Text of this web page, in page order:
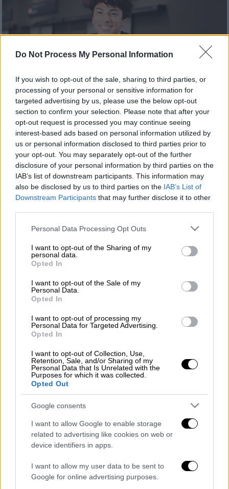
Do Not Process My Personal Information
If you wish to opt-out of the sale, sharing to third parties, or
processing of your personal or sensitive information for
targeted advertising by us, please use the below opt-out
section to confirm your selection. Please note that after your
opt-out request is processed you may continue seeing
interest-based ads based on personal information utilized by
us or personal information disclosed to third parties prior to
your opt-out. You may separately opt-out of the further
disclosure of your personal information by third parties on the
IAB’s list of downstream participants. This information may
also be disclosed by us to third parties on the IAB’s List of
Downstream Participants that may further disclose it to other
Please note that this website/app uses one or more Google
not limited to your visit or usage behaviour. You may click to
grant or deny consent to Google and its third-party tags to
use your data for below specified purposes in below Google
consent section.
Personal Data Processing Opt Outs
I want to opt-out of the Sharing of my
personal data.
Opted In
I want to opt-out of the Sale of my
Personal Data.
Opted In
I want to opt-out of processing my
Personal Data for Targeted Advertising.
Opted In
I want to opt-out of Collection, Use,
Retention, Sale, and/or Sharing of my
Personal Data that Is Unrelated with the
Purposes for which it was collected.
Opted Out
Google consents
I want to allow Google to enable storage
related to advertising like cookies on web or
device identifiers in apps.
I want to allow my user data to be sent to
Google for online advertising purposes.
Intime
Προσθέστε το ΕΘΝΟΣ στη Google
«Πάτησε» Ελλάδα ο Αμερικανομεξικανός
μπακΤζόναθαν Γκόμεζ προκειμένου να
ολοκληρώσει και τυπικά τη μετακίνησή του
από την Σοσιεδάδ στονΠΑΟΚ.
Λίγο μετά τις 23:00 το βράδυ της Τετάρτης
(21/8) προσγειώθηκε στη Θεσσαλονίκη ο
20χρονος αριστεροπόδαρος μπακ, ο οποίος
πίσω απ' τον Μπάμπα. Ουσιαστικά οι
Ασπρόμαυροι προχωρούν σε ακόμα μία
επένδυση για το μέλλον, αφού ήρθαν σε
συμφωνία με την Ρεάλ Σοσιεδάδ για την
αγορά ενός ταλαντούχου παίκτη.
Ο 20χρονος μπακ που γεννήθηκε στο Τέξας
των ΗΠΑ με καταγωγή από το Μεξικό, έχει
συμφωνήσει με τον ΠΑΟΚ για συμβόλαιο
τετραετούς διάρκειας. Την Πέμπτη θα
υποβληθεί σε εξετάσεις και στη συνέχεια θα
υπογράψει το συμβόλαιό του με τον
Δικέφαλο.